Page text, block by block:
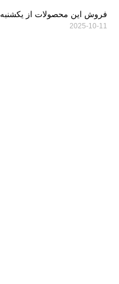
فروش این محصولات از یکشنبه 9 ژانویه +جزئیات
2025-10-11